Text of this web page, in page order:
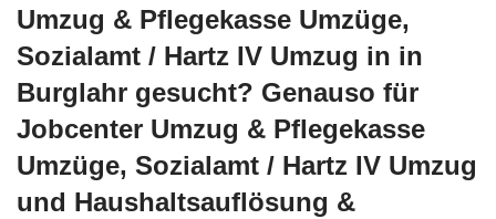
Umzug & Pflegekasse Umzüge,
Sozialamt / Hartz IV Umzug in in
Burglahr gesucht? Genauso für
Jobcenter Umzug & Pflegekasse
Umzüge, Sozialamt / Hartz IV Umzug
und Haushaltsauflösung &